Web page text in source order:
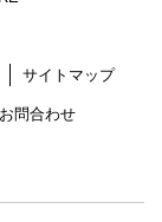
サイトマップ
お問合わせ